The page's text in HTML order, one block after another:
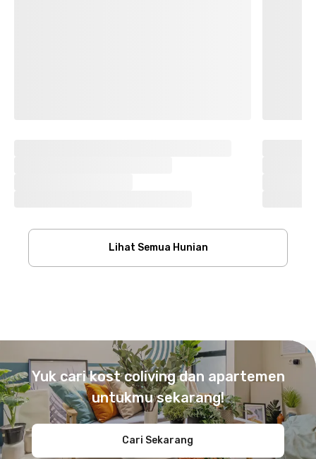
Lihat Semua Hunian
Yuk cari kost coliving dan apartemen
untukmu sekarang!
Cari Sekarang